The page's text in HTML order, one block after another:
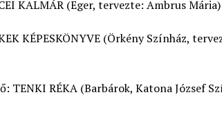
KALMÁR (Eger, tervezte: Ambrus Mária)
KÉPESKÖNYVE (Örkény Színház,
TENKI RÉKA (Barbárok, Katona József